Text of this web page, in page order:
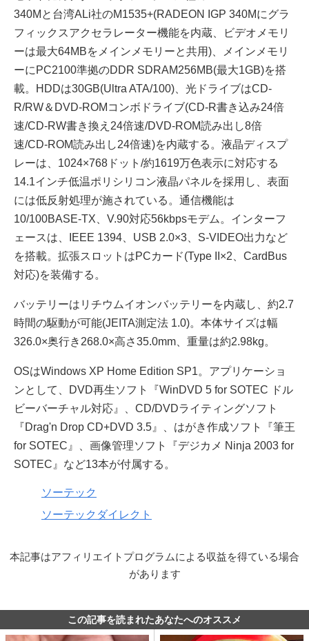
340Mと台湾ALi社のM1535+(RADEON IGP 340Mにグラ
フィックスアクセラレーター機能を内蔵、ビデオメモリ
ーは最大64MBをメインメモリーと共用)、メインメモリ
ーにPC2100準拠のDDR SDRAM256MB(最大1GB)を搭
載。HDDは30GB(Ultra ATA/100)、光ドライブはCD-
R/RW＆DVD-ROMコンボドライブ(CD-R書き込み24倍
速/CD-RW書き換え24倍速/DVD-ROM読み出し8倍
速/CD-ROM読み出し24倍速)を内蔵する。液晶ディスプ
レーは、1024×768ドット/約1619万色表示に対応する
14.1インチ低温ポリシリコン液晶パネルを採用し、表面
には低反射処理が施されている。通信機能は
10/100BASE-TX、V.90対応56kbpsモデム。インターフ
ェースは、IEEE 1394、USB 2.0×3、S-VIDEO出力など
を搭載。拡張スロットはPCカード(Type II×2、CardBus
対応)を装備する。
バッテリーはリチウムイオンバッテリーを内蔵し、約2.7
時間の駆動が可能(JEITA測定法 1.0)。本体サイズは幅
326.0×奥行き268.0×高さ35.0mm、重量は約2.98kg。
OSはWindows XP Home Edition SP1。アプリケーショ
ンとして、DVD再生ソフト『WinDVD 5 for SOTEC ドル
ビーバーチャル対応』、CD/DVDライティングソフト
『Drag'n Drop CD+DVD 3.5』、はがき作成ソフト『筆王
for SOTEC』、画像管理ソフト『デジカメ Ninja 2003 for
SOTEC』など13本が付属する。
ソーテック
ソーテックダイレクト
本記事はアフィリエイトプログラムによる収益を得ている場合
があります
この記事を読まれたあなたへのオススメ